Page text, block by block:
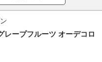
レープフルーツ オーデコロ